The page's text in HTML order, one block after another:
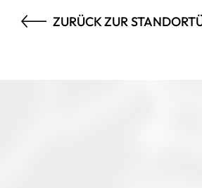
ZURÜCK ZUR